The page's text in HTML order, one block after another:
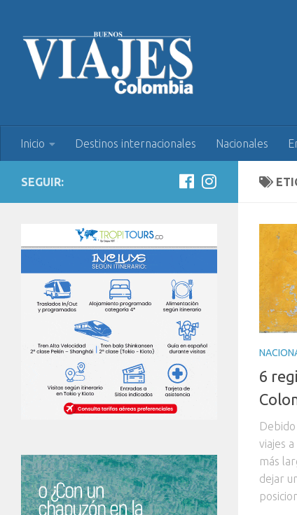
Inicio Destinos internacionales Nacionales
6
viajes
más
dejar
SEGUIR: